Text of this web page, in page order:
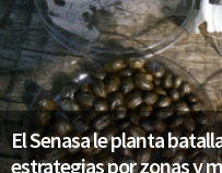
El Senasa le planta
estrategias por zonas y